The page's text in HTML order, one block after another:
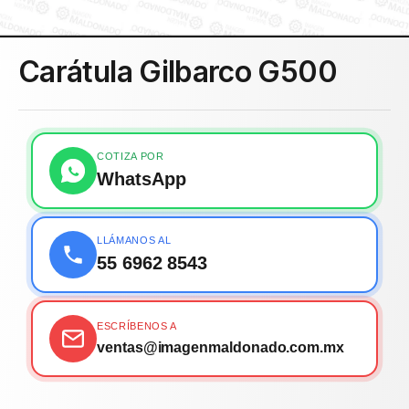
Carátula Gilbarco G500
COTIZA POR
WhatsApp
LLÁMANOS AL
55 6962 8543
ESCRÍBENOS A
ventas@imagenmaldonado.com.mx